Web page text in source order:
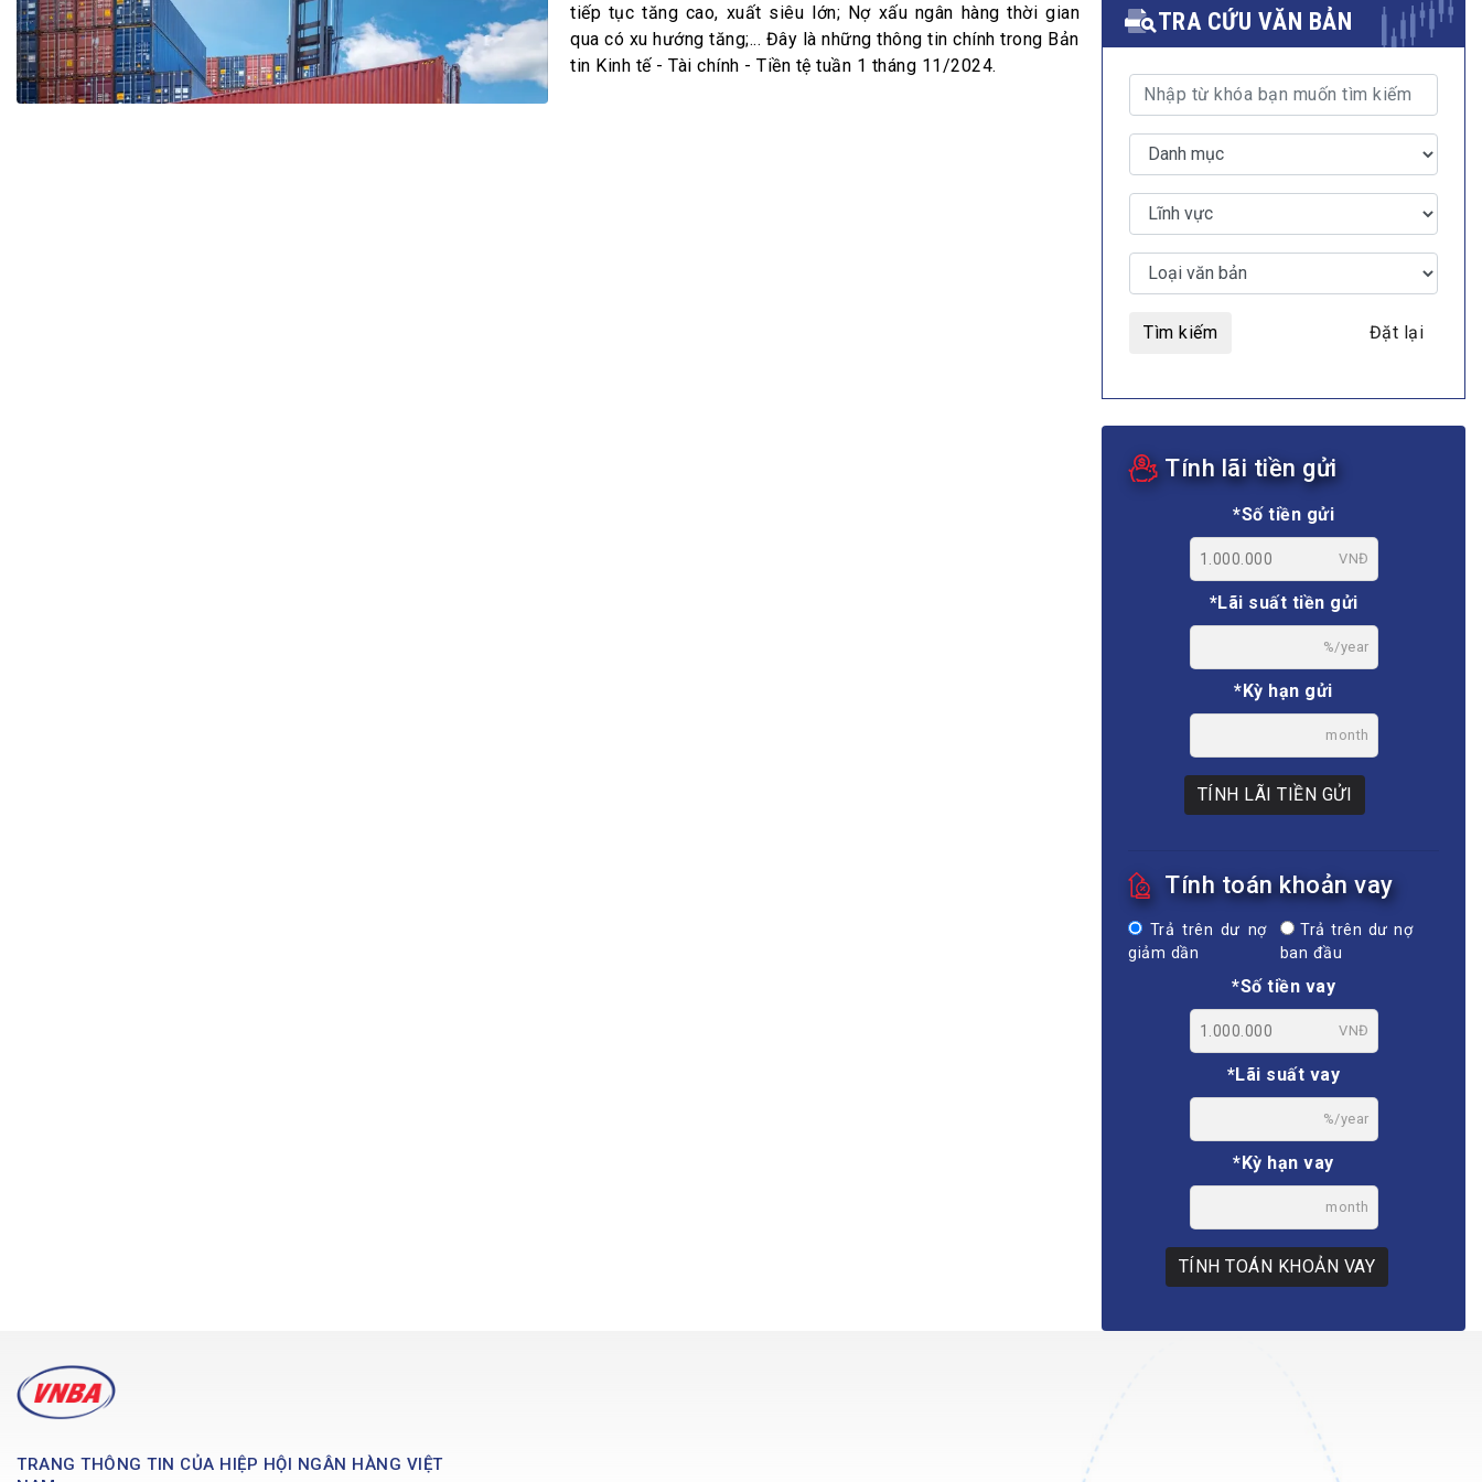
Bộ Chuẩn mực Đạo đức nghề nghiệp
Đối tác
Đấu giá tài sản
Thanh toán –Thẻ
Nhà quản trị
MULTIMEDIA
Video
E-magazines
tiếp tục tăng cao, xuất siêu lớn; Nợ xấu ngân hàng thời gian
qua có xu hướng tăng;... Đây là những thông tin chính trong Bản
tin Kinh tế - Tài chính - Tiền tệ tuần 1 tháng 11/2024.
TRA CỨU VĂN BẢN
Tìm kiếm Đặt lại
Tính lãi tiền gửi
*Số tiền gửi
VNĐ
*Lãi suất tiền gửi
%/year
*Kỳ hạn gửi
month
TÍNH LÃI TIỀN GỬI
Tính toán khoản vay
Trả trên dư nợ
giảm dần
Trả trên dư nợ
ban đầu
*Số tiền vay
VNĐ
*Lãi suất vay
%/year
*Kỳ hạn vay
month
TÍNH TOÁN KHOẢN VAY
TRANG THÔNG TIN CỦA HIỆP HỘI NGÂN HÀNG VIỆT